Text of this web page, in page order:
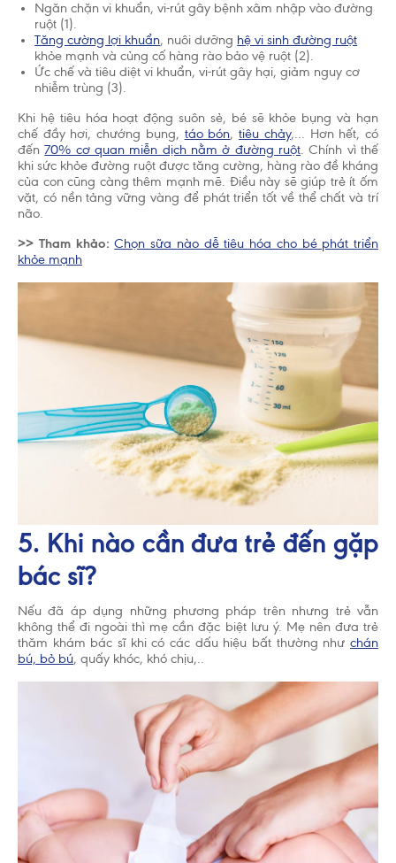
Ngăn chặn vi khuẩn, vi-rút gây bệnh xâm nhập vào đường
ruột (1).
Tăng cường lợi khuẩn, nuôi dưỡng hệ vi sinh đường ruột
khỏe mạnh và củng cố hàng rào bảo vệ ruột (2).
Ức chế và tiêu diệt vi khuẩn, vi-rút gây hại, giảm nguy cơ
nhiễm trùng (3).
Khi hệ tiêu hóa hoạt động suôn sẻ, bé sẽ khỏe bụng và hạn
chế đầy hơi, chướng bụng, táo bón,tiêu chảy,... Hơn hết, có
đến70% cơ quan miễn dịch nằm ở đường ruột. Chính vì thế
khi sức khỏe đường ruột được tăng cường, hàng rào đề kháng
của con cũng càng thêm mạnh mẽ. Điều này sẽ giúp trẻ ít ốm
vặt, có nền tảng vững vàng để phát triển tốt về thể chất và trí
não.
>> Tham khảo:Chọn sữa nào dễ tiêu hóa cho bé phát triển
khỏe mạnh
5. Khi nào cần đưa trẻ đến gặp
bác sĩ?
Nếu đã áp dụng những phương pháp trên nhưng trẻ vẫn
không thể đi ngoài thì mẹ cần đặc biệt lưu ý. Mẹ nên đưa trẻ
thăm khám bác sĩ khi có các dấu hiệu bất thường như chán
bú, bỏ bú, quấy khóc, khó chịu,..